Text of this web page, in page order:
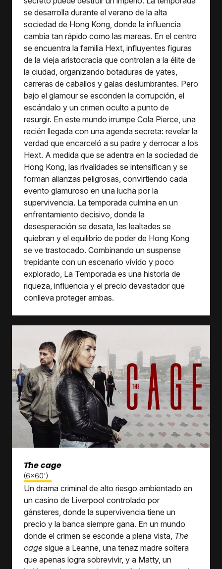
se desarrolla durante el verano de la alta
sociedad de Hong Kong, donde la influencia
cambia tan rápido como las mareas. En el centro
se encuentra la familia Hext, influyentes figuras
de la vieja aristocracia que controlan a la élite de
la ciudad, organizando botaduras de yates,
carreras de caballos y galas deslumbrantes. Pero
bajo el glamour se esconden la corrupción, el
escándalo y un crimen oculto a punto de
resurgir. En este mundo irrumpe Cola Pierce, una
recién llegada con una agenda secreta: revelar la
verdad que encarceló a su padre y derrocar a los
Hext. A medida que se adentra en la sociedad de
Hong Kong, las rivalidades se intensifican y se
forman alianzas peligrosas, convirtiendo cada
evento glamuroso en una lucha por la
supervivencia. La temporada culmina en un
enfrentamiento decisivo, donde la
desesperación se desata, las lealtades se
quiebran y el equilibrio de poder de Hong Kong
se ve trastocado. Combinando un suspense
trepidante con un escenario vívido y poco
explorado, La Temporada es una historia de
riqueza, influencia y el precio devastador que
conlleva proteger ambas.
The cage
(6x60')
Un drama criminal de alto riesgo ambientado en
un casino de Liverpool controlado por
gánsteres, donde la supervivencia tiene un
precio y la banca siempre gana. En un mundo
donde el crimen se esconde a plena vista, The
cage sigue a Leanne, una tenaz madre soltera
que apenas logra sobrevivir, y a Matty, un